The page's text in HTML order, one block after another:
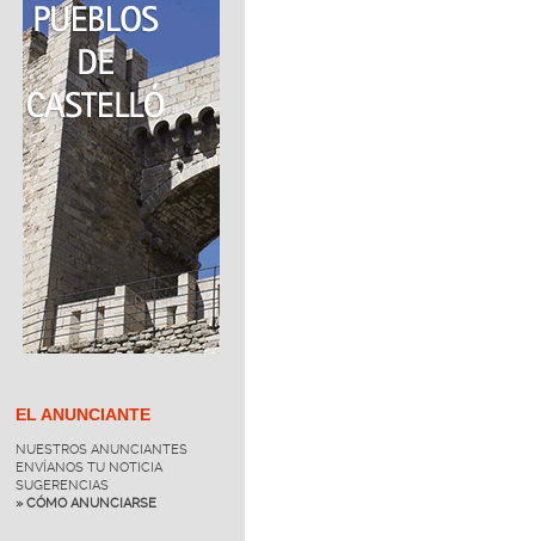
EL ANUNCIANTE
NUESTROS ANUNCIANTES
ENVÍANOS TU NOTICIA
SUGERENCIAS
» CÓMO ANUNCIARSE